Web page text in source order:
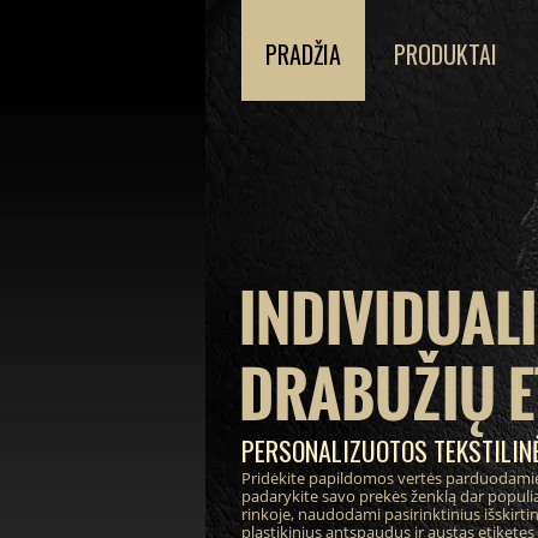
DRABUŽIŲ
PERSONALIZUOTOS
Pridėkite papildomos vertės
padarykite savo prekės ženklą dar
rinkoje, naudodami pasirinktinius
plastikinius antspaudus ir austas
PRADŽIA PRODUKTAI